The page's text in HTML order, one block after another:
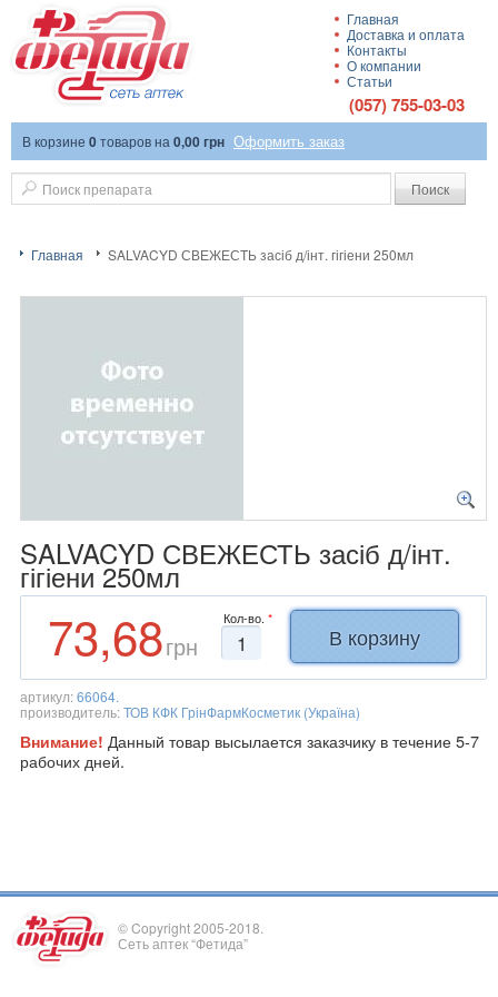
Главная SALVACYD СВЕЖЕСТЬ засіб д/інт. гігіени 250мл
SALVACYD СВЕЖЕСТЬ засіб д/інт.
гігіени 250мл
73,68грн
Кол-во. *
артикул:66064.
производитель:ТОВ КФК ГрінФармКосметик (Україна)
Внимание! Данный товар высылается заказчику в течение 5-7
рабочих дней.
Сеть аптек
"Фетида"
(057) 755-03-03
Поиск
В корзине 0 товаровна 0,00 грн Оформить заказ
© Copyright 2005-2018.
Сеть аптек “Фетида”
Главная
Доставка и оплата
Контакты
О компании
Статьи